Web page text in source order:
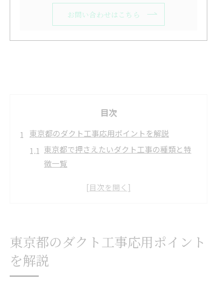
お問い合わせはこちら
目次
東京都のダクト工事応用ポイントを解説
東京都で押さえたいダクト工事の種類と特
徴一覧
不燃材や排気性能に配慮した応用例
火災予防条例とダクト工事の実務知識
火災予防条例に基づくダクト工事の基準比
東京都のダクト工事応用ポイント
を解説